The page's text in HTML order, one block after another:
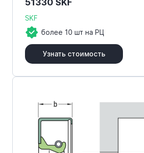
51330 SKF
SKF
более 10 шт на РЦ
Узнать стоимость